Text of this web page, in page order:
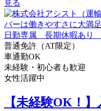
見る
普通免許（AT限定）
車通勤OK
未経験・初心者も歓迎
女性活躍中
【未経験OK！